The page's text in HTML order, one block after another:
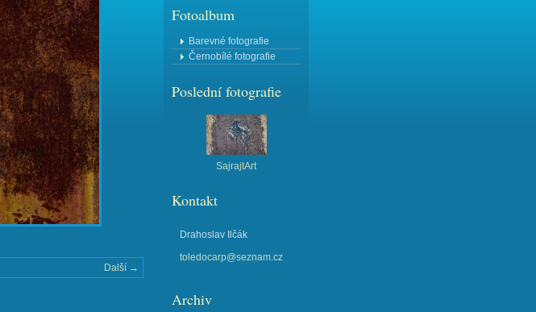
Další →
Fotoalbum
Barevné fotografie
Černobílé fotografie
Poslední fotografie
SajrajtArt
Kontakt
Drahoslav Ilčák
toledocarp@seznam.cz
Archiv